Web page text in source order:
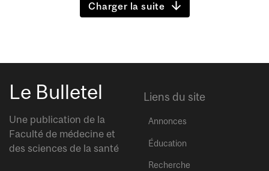
Charger la suite
Le Bulletel
Une publication de la
Faculté de médecine et
des sciences de la santé
Liens du site
Annonces
Éducation
Recherche